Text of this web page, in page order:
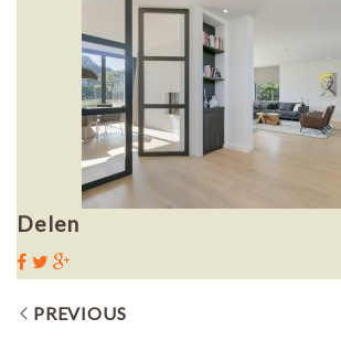
Delen
PREVIOUS